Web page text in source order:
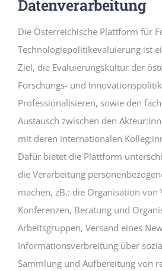
Datenverarbeitung
Die Österreichische Plattform für
Technologiepolitikevaluierung ist
Ziel, die Evaluierungskultur der
Forschungs- und
Professionalisieren, sowie den
Austausch zwischen den
mit deren internationalen
Dafür bietet die Plattform
die Verarbeitung
machen, zB.: die Organisation von
Konferenzen, Beratung und
Arbeitsgruppen, Versand eines
Informationsverbreitung über
Sammlung und Aufbereitung von